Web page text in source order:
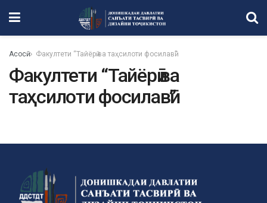
Асосӣ Факултети “Тайёрӣ ва таҳсилоти фосилавӣ”
Факултети “Тайёрӣ ва
таҳсилоти фосилавӣ”